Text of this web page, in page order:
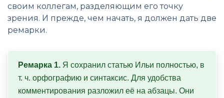
своим коллегам, разделяющим его точку
зрения. И прежде, чем начать, я должен дать две
ремарки.
Ремарка 1. Я сохранил статью Ильи полностью, в
т. ч. орфографию и синтаксис. Для удобства
комментирования разложил её на абзацы. Они